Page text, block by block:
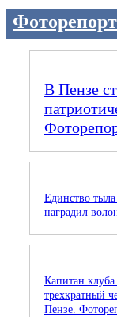
В Пензе
Единство
наградил
Капитан
трехкратный
Пензе.